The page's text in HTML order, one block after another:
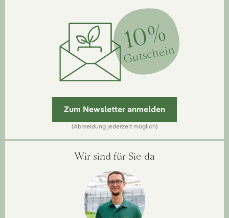
10%
Gutschein
Zum Newsletter anmelden
(Abmeldung jederzeit möglich)
Wir sind für Sie da